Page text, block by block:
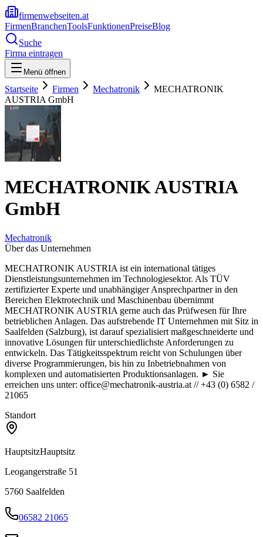
firmenwebseiten.at
FirmenBranchenToolsFunktionenPreiseBlog
Suche
Firma eintragen
Menü öffnen
Startseite Firmen Mechatronik
MECHATRONIK
AUSTRIA GmbH
MECHATRONIK AUSTRIA
GmbH
Mechatronik
Über das Unternehmen
MECHATRONIK AUSTRIA ist ein international tätiges
Dienstleistungsunternehmen im Technologiesektor. Als TÜV
zertifizierter Experte und unabhängiger Ansprechpartner in den
Bereichen Elektrotechnik und Maschinenbau übernimmt
MECHATRONIK AUSTRIA gerne auch das Prüfwesen für Ihre
betrieblichen Anlagen. Das aufstrebende IT Unternehmen mit Sitz in
Saalfelden (Salzburg), ist darauf spezialisiert maßgeschneiderte und
innovative Lösungen für unterschiedlichste Anforderungen zu
entwickeln. Das Tätigkeitsspektrum reicht von Schulungen über
diverse Programmierungen, bis hin zu Inbetriebnahmen von
komplexen und automatisierten Produktionsanlagen. ► Sie
erreichen uns unter: office@mechatronik-austria.at // +43 (0) 6582 /
21065
Standort
HauptsitzHauptsitz
Leogangerstraße 51
5760 Saalfelden
06582 21065